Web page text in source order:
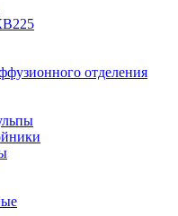
отделения